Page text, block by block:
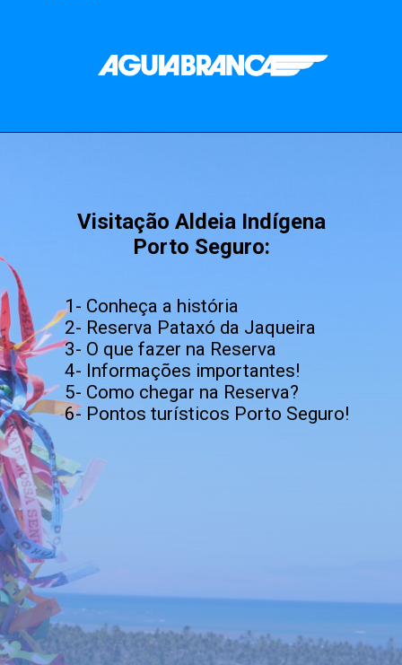
Visitação Aldeia Indígena
Porto Seguro:
1- Conheça a história
2- Reserva Pataxó da Jaqueira
3- O que fazer na Reserva
4- Informações importantes!
5- Como chegar na Reserva?
6- Pontos turísticos Porto Seguro!